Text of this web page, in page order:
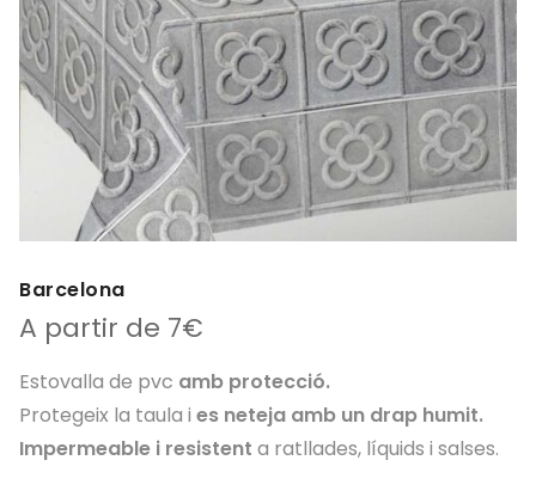
Barcelona
A partir de 7€
Estovalla de pvc amb protecció.
Protegeix la taula i es neteja amb un drap humit.
Impermeable i resistent a ratllades, líquids i salses.